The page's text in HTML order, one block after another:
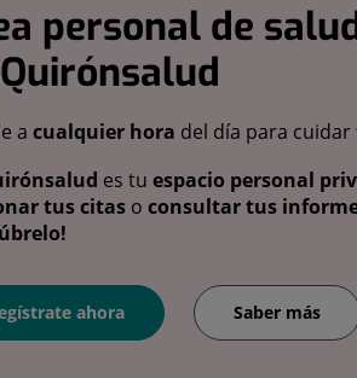
personal de
a cualquier hora del día para cuidar
es tu espacio personal
tus citas o consultar tus
ahora Saber más